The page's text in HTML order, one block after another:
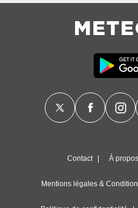
Contact À
Mentions légales &